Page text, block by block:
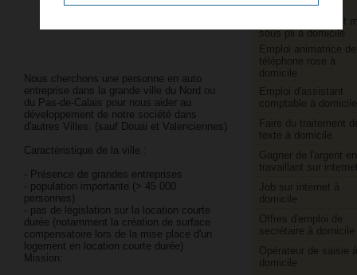
Emballage,
conditionnement et
sous pli à domicile
Emploi animatrice de
téléphone rose à
domicile
Emploi d'assistant
comptable à domicile
Faire du traitement
texte à domicile
Gagner de l'argent en
travaillant sur
Job sur internet à
domicile
Offres d'emploi de
secrétaire à domicile
Opérateur de saisie à
domicile
Nous cherchons une personne en auto
entreprise dans la grande ville du Nord ou
du Pas-de-Calais pour nous aider au
développement de notre société dans
d'autres Villes. (sauf Douai et Valenciennes)
Caractéristique de la ville :
- Présence de grandes entreprises
- population importante (> 45 000
personnes)
- pas de législation sur la location courte
durée (notamment la création de surface
compensatoire lors de la mise place d'un
logement en location courte durée)
Mission: